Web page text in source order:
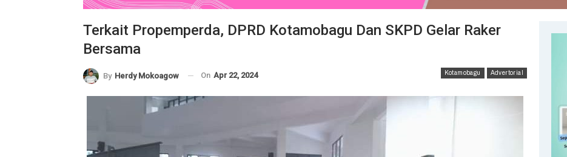
Terkait Propemperda, DPRD Kotamobagu Dan SKPD Gelar Raker
Bersama
Kotamobagu Advertorial
By Herdy Mokoagow On Apr 22, 2024